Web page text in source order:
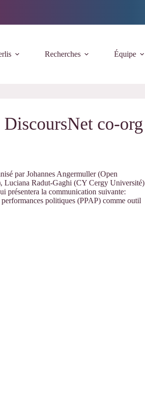
Recherches Équipe
co-org
par Johannes Angermuller (Open
Luciana Radut-Gaghi (CY Cergy Université)
présentera la communication suivante:
politiques (PPAP) comme outil